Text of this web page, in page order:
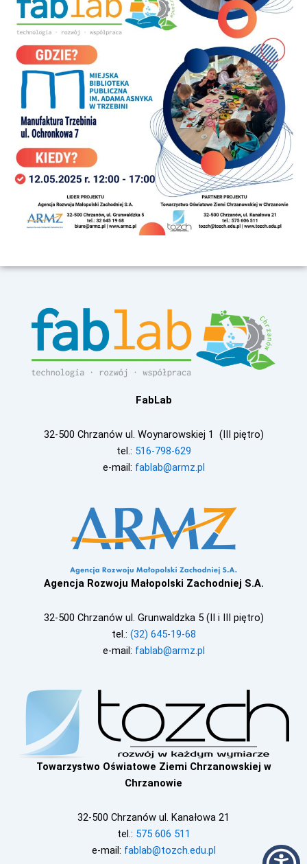
FabLab
32-500 Chrzanów ul. Woynarowskiej 1 (III piętro)
tel.: 516-798-629
e-mail: fablab@armz.pl
Agencja Rozwoju Małopolski Zachodniej S.A.
32-500 Chrzanów ul. Grunwaldzka 5 (II i III piętro)
tel.: (32) 645-19-68
e-mail: fablab@armz.pl
Towarzystwo Oświatowe Ziemi Chrzanowskiej w
Chrzanowie
32-500 Chrzanów ul. Kanałowa 21
tel.: 575 606 511
e-mail: fablab@tozch.edu.pl